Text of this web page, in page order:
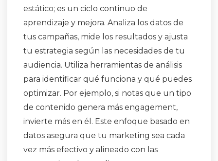
estático; es un ciclo continuo de
aprendizaje y mejora. Analiza los datos de
tus campañas, mide los resultados y ajusta
tu estrategia según las necesidades de tu
audiencia. Utiliza herramientas de análisis
para identificar qué funciona y qué puedes
optimizar. Por ejemplo, si notas que un tipo
de contenido genera más engagement,
invierte más en él. Este enfoque basado en
datos asegura que tu marketing sea cada
vez más efectivo y alineado con las